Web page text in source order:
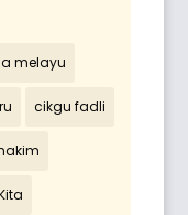
melayu
cikgu fadli